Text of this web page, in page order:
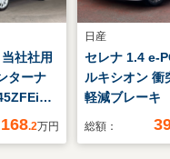
社社用
ターナ
168.2万円
日産
セレナ 1.4 e-
ルキシオン 衝
軽減ブレーキ
違い衝突防
総額：